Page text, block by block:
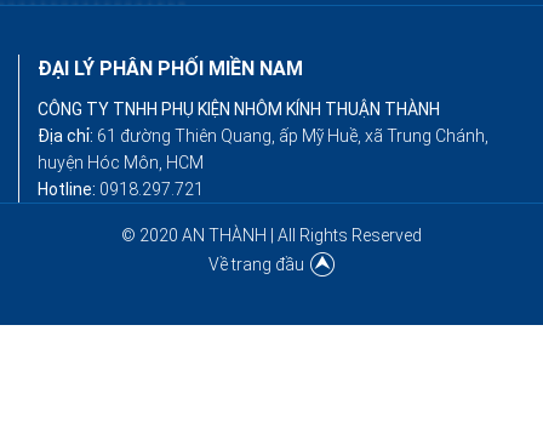
ĐẠI LÝ PHÂN PHỐI MIỀN NAM
CÔNG TY TNHH PHỤ KIỆN NHÔM KÍNH THUẬN THÀNH
Địa chỉ: 61 đường Thiên Quang, ấp Mỹ Huề, xã Trung Chánh,
huyện Hóc Môn, HCM
Hotline: 0918.297.721
© 2020 AN THÀNH | All Rights Reserved
Về trang đầu